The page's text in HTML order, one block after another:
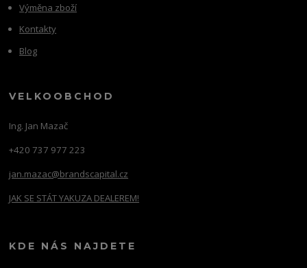
Výměna zboží
Kontakty
Blog
VELKOOBCHOD
Ing. Jan Mazač
+420 737 977 223
jan.mazac@brandscapital.cz
JAK SE STÁT YAKUZA DEALEREM!
KDE NÁS NAJDETE